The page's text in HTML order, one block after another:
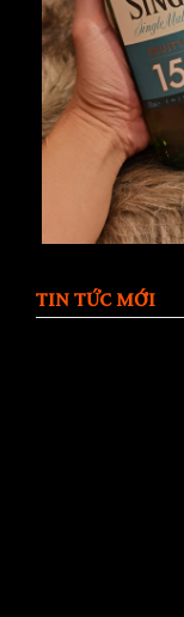
TIN TỨC MỚI